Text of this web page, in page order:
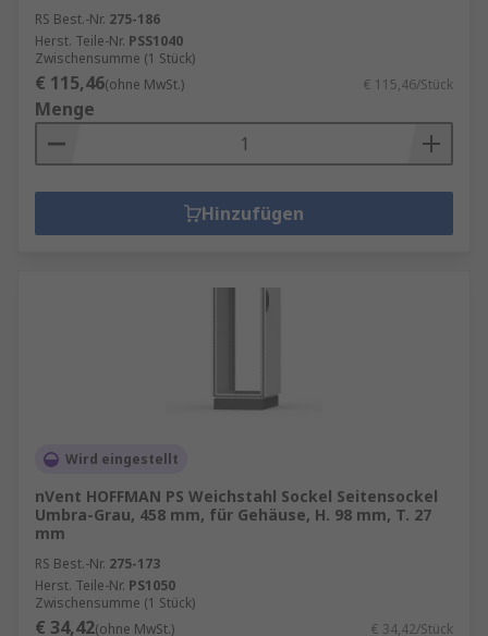
RS Best.-Nr. 275-186
Herst. Teile-Nr. PSS1040
Zwischensumme (1 Stück)
€ 115,46(ohne MwSt.) € 115,46/Stück
Menge
Hinzufügen
Wird eingestellt
nVent HOFFMAN PS Weichstahl Sockel Seitensockel
Umbra-Grau, 458 mm, für Gehäuse, H. 98 mm, T. 27
mm
RS Best.-Nr. 275-173
Herst. Teile-Nr. PS1050
Zwischensumme (1 Stück)
€ 34,42(ohne MwSt.) € 34,42/Stück